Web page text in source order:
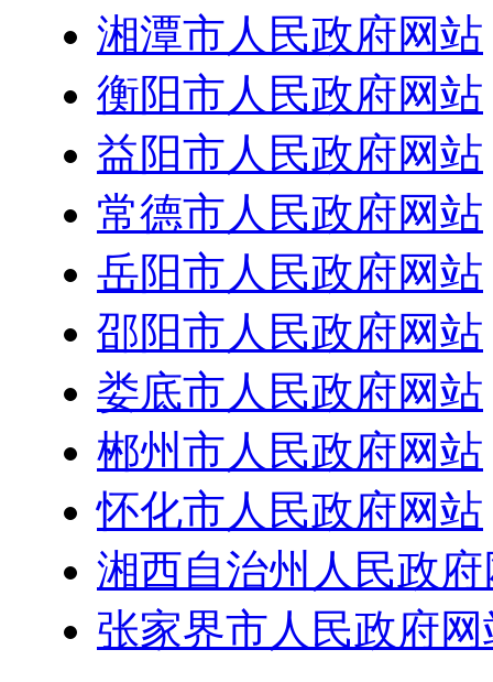
湘潭市人民政府网站
衡阳市人民政府网站
益阳市人民政府网站
常德市人民政府网站
岳阳市人民政府网站
邵阳市人民政府网站
娄底市人民政府网站
郴州市人民政府网站
怀化市人民政府网站
湘西自治州人民政
张家界市人民政府网